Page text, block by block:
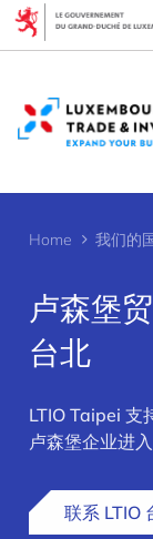
Home 我们的
卢森堡
台北
LTIO Taipei 支
卢森堡企业进入
联系 LTIO
Cookies